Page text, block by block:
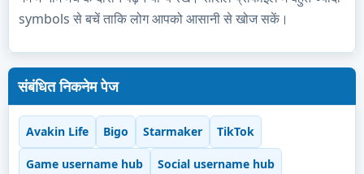
symbols से बचें ताकि लोग आपको आसानी से खोज सकें।
संबंधित निकनेम पेज
Avakin Life Bigo Starmaker TikTok
Game username hub Social username hub